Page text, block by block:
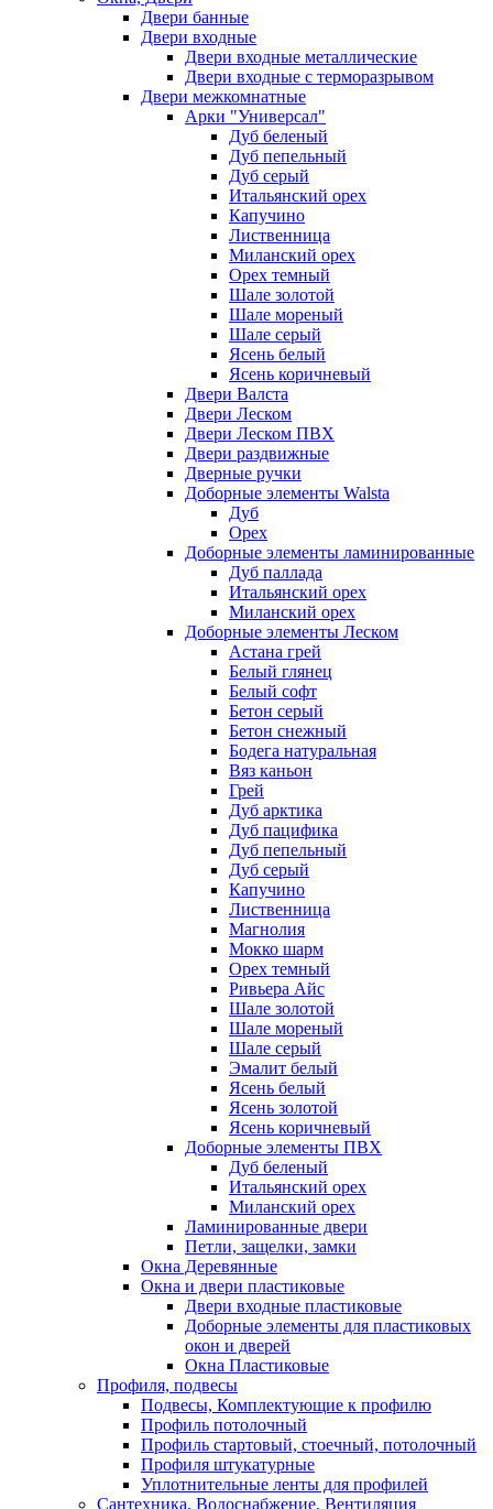
Двери банные
Двери входные
Двери входные металлические
Двери входные с терморазрывом
Двери межкомнатные
Арки "Универсал"
Дуб беленый
Дуб пепельный
Дуб серый
Итальянский орех
Капучино
Лиственница
Миланский орех
Орех темный
Шале золотой
Шале мореный
Шале серый
Ясень белый
Ясень коричневый
Двери Валста
Двери Леском
Двери Леском ПВХ
Двери раздвижные
Дверные ручки
Доборные элементы Walsta
Дуб
Орех
Доборные элементы ламинированные
Дуб паллада
Итальянский орех
Миланский орех
Доборные элементы Леском
Астана грей
Белый глянец
Белый софт
Бетон серый
Бетон снежный
Бодега натуральная
Вяз каньон
Грей
Дуб арктика
Дуб пацифика
Дуб пепельный
Дуб серый
Капучино
Лиственница
Магнолия
Мокко шарм
Орех темный
Ривьера Айс
Шале золотой
Шале мореный
Шале серый
Эмалит белый
Ясень белый
Ясень золотой
Ясень коричневый
Доборные элементы ПВХ
Дуб беленый
Итальянский орех
Миланский орех
Ламинированные двери
Петли, защелки, замки
Окна Деревянные
Окна и двери пластиковые
Двери входные пластиковые
Доборные элементы для пластиковых
окон и дверей
Окна Пластиковые
Профиля, подвесы
Подвесы, Комплектующие к профилю
Профиль потолочный
Профиль стартовый, стоечный, потолочный
Профиля штукатурные
Уплотнительные ленты для профилей
Сантехника, Водоснабжение, Вентиляция